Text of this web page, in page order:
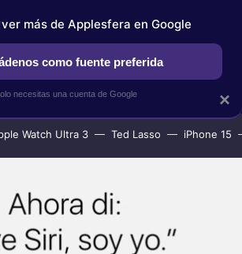
APPLESFERA SELECCIÓN
Watch Ultra 3 Ted Lasso iPhone 15
×
más de Applesfera en Google
como fuente preferida
necesitas una cuenta de Google